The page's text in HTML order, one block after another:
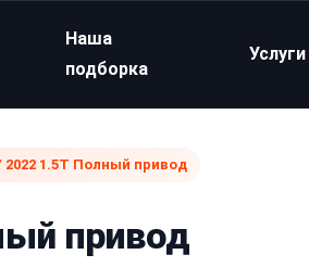
Наша
подборка
Услуги
2022 1.5T Полный привод
привод